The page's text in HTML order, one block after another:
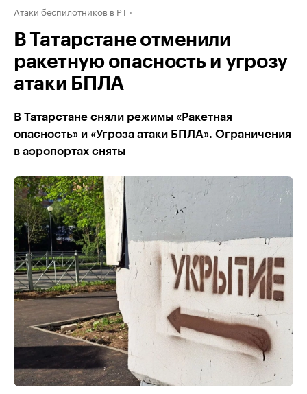
Атаки беспилотников в РТ
В Татарстане отменили
ракетную опасность и угрозу
атаки БПЛА
В Татарстане сняли режимы «Ракетная
опасность» и «Угроза атаки БПЛА». Ограничения
в аэропортах сняты